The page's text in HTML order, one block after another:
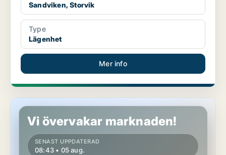
Sandviken, Storvik
Type
Lägenhet
Mer info
Lägenhet i Sandviken
Vi övervakar marknaden!
SENAST UPPDATERAD
08:43 • 05 aug.